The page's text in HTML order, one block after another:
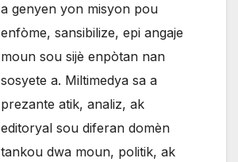
a genyen yon misyon pou
enfòme, sansibilize, epi angaje
moun sou sijè enpòtan nan
sosyete a. Miltimedya sa a
prezante atik, analiz, ak
editoryal sou diferan domèn
tankou dwa moun, politik, ak